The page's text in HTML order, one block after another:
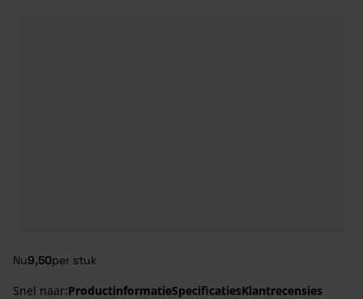
Nu9,50per stuk
Snel naar:ProductinformatieSpecificatiesKlantrecensies